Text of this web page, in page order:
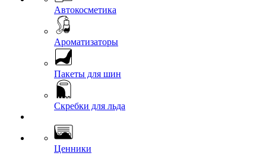
Автокосметика
Ароматизаторы
Пакеты для шин
Скребки для льда
Ценники